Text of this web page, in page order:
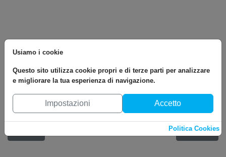
Articolo precedente: Cantalupo-Rieti: 2^ Ed. Lunghissimo di
Articolo
Avanti
Usiamo i cookie
Questo sito utilizza cookie propri e di terze parti per analizzare
e migliorare la tua esperienza di navigazione.
Impostazioni Accetto
Politica Cookies